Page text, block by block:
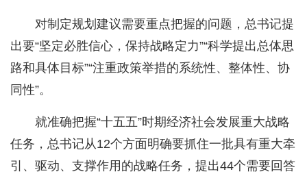
对制定规划建议需要重点把握的问题，总书记提
出要“坚定必胜信心，保持战略定力”“科学提出总体思
路和具体目标”“注重政策举措的系统性、整体性、协
同性”。
就准确把握“十五五”时期经济社会发展重大战略
任务，总书记从12个方面明确要抓住一批具有重大牵
引、驱动、支撑作用的战略任务，提出44个需要回答